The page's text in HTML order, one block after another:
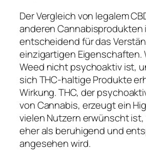
Der Vergleich von legalem
anderen Cannabisprodukten
entscheidend für das
einzigartigen Eigenschaften.
Weed nicht psychoaktiv ist,
sich THC-haltige Produkte
Wirkung. THC, der
von Cannabis, erzeugt ein
vielen Nutzern erwünscht ist,
eher als beruhigend und
angesehen wird.